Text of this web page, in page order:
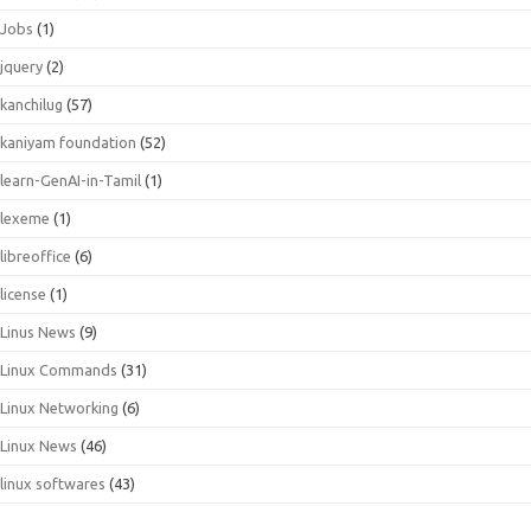
Jobs (1)
jquery (2)
kanchilug (57)
kaniyam foundation (52)
learn-GenAI-in-Tamil (1)
lexeme (1)
libreoffice (6)
license (1)
Linus News (9)
Linux Commands (31)
Linux Networking (6)
Linux News (46)
linux softwares (43)